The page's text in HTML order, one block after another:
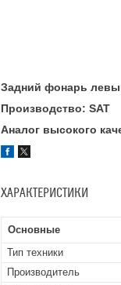
Задний фонарь
Производство: SAT
Аналог высокого
ХАРАКТЕРИСТИКИ
Основные
Тип техники
Производитель